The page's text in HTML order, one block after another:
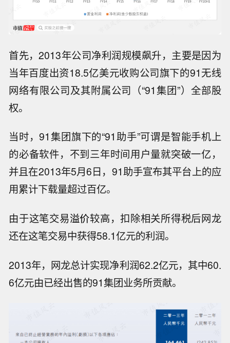
首先，2013年公司净利润规模飙升，主要是因为
当年百度出资18.5亿美元收购公司旗下的91无线
网络有限公司及其附属公司（“91集团”）全部股
权。
当时，91集团旗下的“91助手”可谓是智能手机上
的必备软件，不到三年时间用户量就突破一亿，
并且在2013年5月6日，91助手宣布其平台上的应
用累计下载量超过百亿。
由于这笔交易溢价较高，扣除相关所得税后网龙
还在这笔交易中获得58.1亿元的利润。
2013年，网龙总计实现净利润62.2亿元，其中60.
6亿元由已经出售的91集团业务所贡献。